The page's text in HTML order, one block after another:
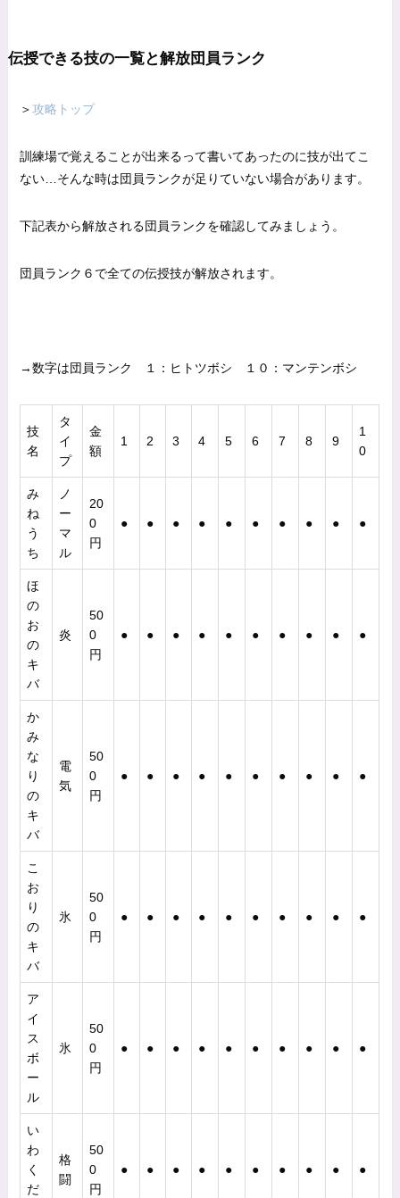
伝授できる技の一覧と解放団員ランク
＞攻略トップ
訓練場で覚えることが出来るって書いてあったのに技が出てこ
ない…そんな時は団員ランクが足りていない場合があります。
下記表から解放される団員ランクを確認してみましょう。
団員ランク６で全ての伝授技が解放されます。
→数字は団員ランク １：ヒトツボシ １０：マンテンボシ
技
名
タ
イ
プ
金
額
1 2 3 4 5 6 7 8 9
1
0
み
ね
う
ち
ノ
ー
マ
ル
20
0
円
● ● ● ● ● ● ● ● ● ●
ほ
の
お
の
キ
バ
炎
50
0
円
● ● ● ● ● ● ● ● ● ●
か
み
な
り
の
キ
バ
電
気
50
0
円
● ● ● ● ● ● ● ● ● ●
こ
お
り
の
キ
バ
氷
50
0
円
● ● ● ● ● ● ● ● ● ●
ア
イ
ス
ボ
ー
ル
氷
50
0
円
● ● ● ● ● ● ● ● ● ●
い
わ
く
だ
格
闘
50
0
円
● ● ● ● ● ● ● ● ● ●